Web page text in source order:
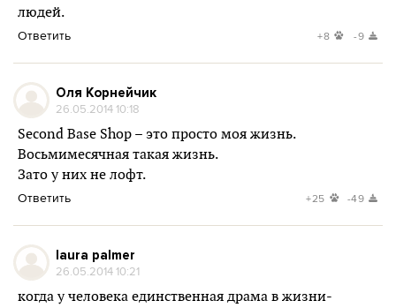
людей.
Ответить +8 -9
Оля Корнейчик
26.05.2014 10:18
Second Base Shop – это просто моя жизнь.
Восьмимесячная такая жизнь.
Зато у них не лофт.
Ответить +25 -49
laura palmer
26.05.2014 10:21
когда у человека единственная драма в жизни-